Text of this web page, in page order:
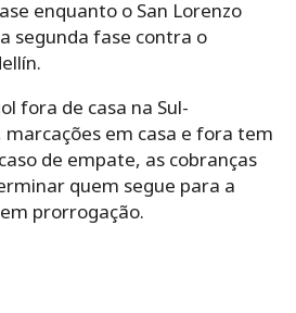
enquanto o San Lorenzo
segunda fase contra o
fora de casa na Sul-
em casa e fora tem
de empate, as cobranças
quem segue para a
prorrogação.